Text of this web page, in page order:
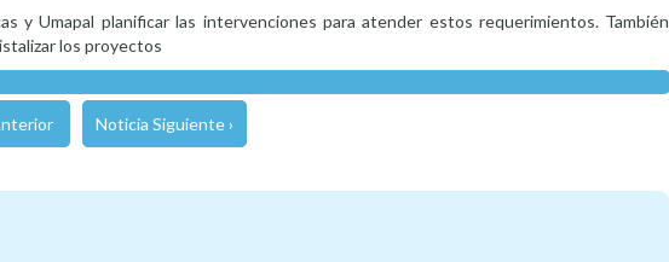
y Umapal planificar las intervenciones para atender estos requerimientos. También
los proyectos
Noticia Siguiente ›